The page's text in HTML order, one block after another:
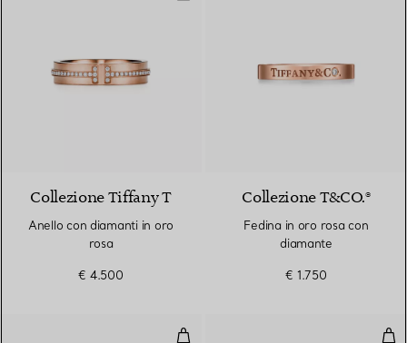
Collezione Tiffany T
Anello con diamanti in oro
rosa
€ 4.500
Collezione T&CO.®
Fedina in oro rosa con
diamante
€ 1.750
Anello True in oro rosa con